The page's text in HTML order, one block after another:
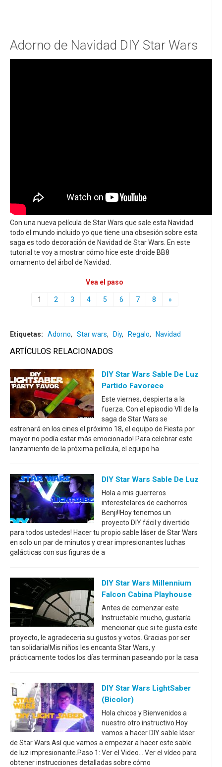
Adorno de Navidad DIY Star Wars
Con una nueva película de Star Wars que sale esta Navidad
todo el mundo incluido yo que tiene una obsesión sobre esta
saga es todo decoración de Navidad de Star Wars. En este
tutorial te voy a mostrar cómo hice este droide BB8
ornamento del árbol de Navidad.
Vea el paso
1 2 3 4 5 6 7 8 »
Etiquetas: Adorno, Star wars, Diy, Regalo, Navidad
ARTÍCULOS RELACIONADOS
DIY Star Wars Sable De Luz
Partido Favorece
Este viernes, despierta a la
fuerza. Con el episodio VII de la
saga de Star Wars se
estrenará en los cines el próximo 18, el equipo de Fiesta por
mayor no podía estar más emocionado! Para celebrar este
lanzamiento de la próxima película, el equipo ha
DIY Star Wars Sable De Luz
Hola a mis guerreros
interestelares de cachorros
Benji!!Hoy tenemos un
proyecto DIY fácil y divertido
para todos ustedes! Hacer tu propio sable láser de Star Wars
en solo un par de minutos y crear impresionantes luchas
galácticas con sus figuras de a
DIY Star Wars Millennium
Falcon Cabina Playhouse
Antes de comenzar este
Instructable mucho, gustaría
mencionar que si te gusta este
proyecto, le agradeceria su gustos y votos. Gracias por ser
tan solidaria!Mis niños les encanta Star Wars, y
prácticamente todos los días terminan paseando por la casa
DIY Star Wars LightSaber
(bicolor)
Hola chicos y Bienvenidos a
nuestro otro instructivo.Hoy
vamos a hacer DIY sable láser
de Star Wars.Así que vamos a empezar a hacer este sable
de luz impresionante.Paso 1: Ver el Video... Ver el vídeo para
obtener instrucciones detalladas sobre cómo